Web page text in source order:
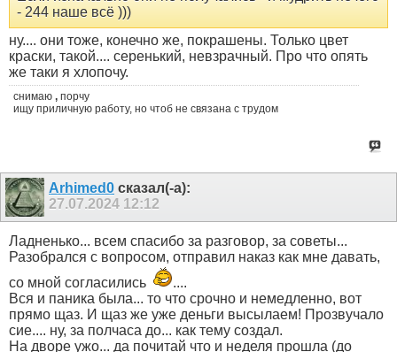
- 244 наше всё )))
ну.... они тоже, конечно же, покрашены. Только цвет
краски, такой.... серенький, невзрачный. Про что опять
же таки я хлопочу.
снимаю , порчу
ищу приличную работу, но чтоб не связана с трудом
Arhimed0 сказал(-а):
27.07.2024 12:12
Ладненько... всем спасибо за разговор, за советы...
Разобрался с вопросом, отправил наказ как мне давать,
со мной согласились
....
Вся и паника была... то что срочно и немедленно, вот
прямо щаз. И щаз же уже деньги высылаем! Прозвучало
сие.... ну, за полчаса до... как тему создал.
На дворе ужо... да почитай что и неделя прошла (до